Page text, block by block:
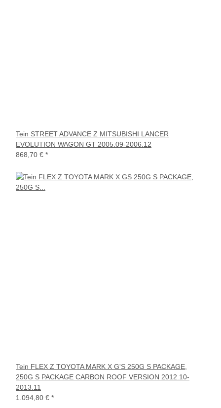
Tein STREET ADVANCE Z MITSUBISHI LANCER
EVOLUTION WAGON GT 2005.09-2006.12
868,70 € *
Tein FLEX Z TOYOTA MARK X G'S 250G S PACKAGE,
250G S PACKAGE CARBON ROOF VERSION 2012.10-
2013.11
1.094,80 € *